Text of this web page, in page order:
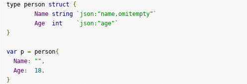
type person struct
{
Name string `json: "name,omitempty" `
Age
int `json: "age" `
}
var p = person{
Name: "" ,
Age: 18,
}